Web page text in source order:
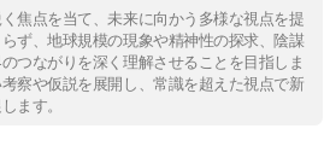
焦点を当て、未来に向かう多様な視点を提
ず、地球規模の現象や精神性の探求、陰謀
つながりを深く理解させることを目指しま
察や仮説を展開し、常識を超えた視点で新
ます。